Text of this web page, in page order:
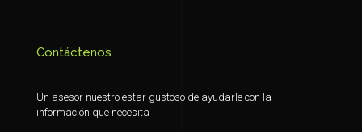
Contáctenos
Un asesor nuestro estar gustoso de ayudarle con la
información que necesita